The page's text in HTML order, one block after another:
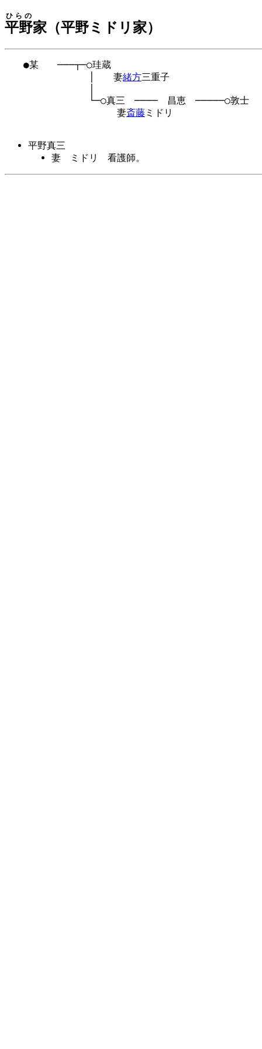
平野
ひらの
家（平野ミドリ家）
●某　　───┬─○珪蔵
│　　妻緒方三重子
└─○真三　────　昌恵　─────○敦士
妻斎藤 ミドリ
平野真三
妻 ミドリ 看護師。